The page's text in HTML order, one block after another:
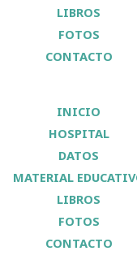
LIBROS
FOTOS
CONTACTO
INICIO
HOSPITAL
DATOS
MATERIAL
LIBROS
FOTOS
CONTACTO